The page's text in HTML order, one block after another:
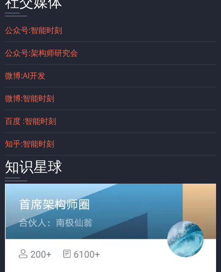
公众号:智能时刻
公众号:架构师研究会
微博:AI开发
微博:智能时刻
百度 :智能时刻
知乎:智能时刻
知识星球